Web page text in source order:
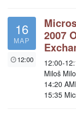
16
МАР
12:00
2007
12:00-
Miloš
14:20
15:35